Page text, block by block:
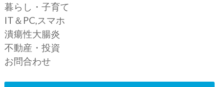
暮らし・子育て
IT＆PC,スマホ
潰瘍性大腸炎
不動産・投資
お問合わせ